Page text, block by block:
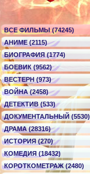
ВСЕ ФИЛЬМЫ (74245)
АНИМЕ (2115)
БИОГРАФИЯ (1774)
БОЕВИК (9562)
ВЕСТЕРН (973)
ВОЙНА (2458)
ДЕТЕКТИВ (533)
ДОКУМЕНТАЛЬНЫЙ (5530)
ДРАМА (28316)
ИСТОРИЯ (270)
КОМЕДИЯ (18432)
КОРОТКОМЕТРАЖ (2480)